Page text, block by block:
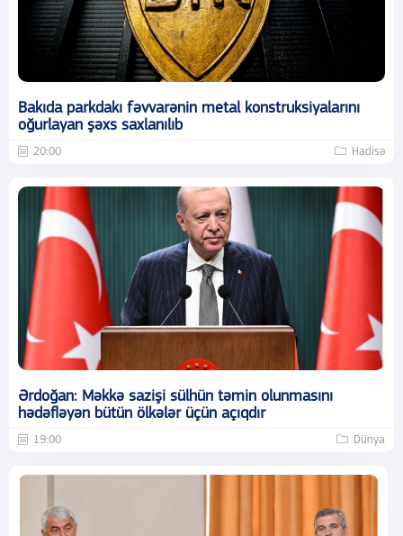
Bakıda parkdakı fəvvarənin metal konstruksiyalarını
oğurlayan şəxs saxlanılıb
20:00 Hadisə
Ərdoğan: Məkkə sazişi sülhün təmin olunmasını
hədəfləyən bütün ölkələr üçün açıqdır
19:00 Dünya